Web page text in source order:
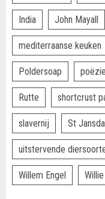
India John Mayall
mediterraanse keuken
Poldersoap poëzie
Rutte shortcrust
slavernij St
uitstervende
Willem Engel